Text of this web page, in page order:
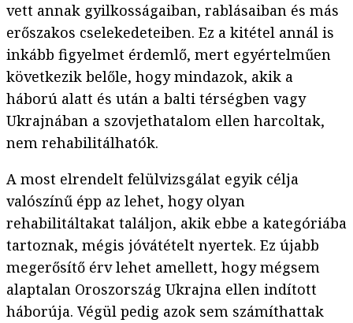
vett annak gyilkosságaiban, rablásaiban és más
erőszakos cselekedeteiben. Ez a kitétel annál is
inkább figyelmet érdemlő, mert egyértelműen
következik belőle, hogy mindazok, akik a
háború alatt és után a balti térségben vagy
Ukrajnában a szovjethatalom ellen harcoltak,
nem rehabilitálhatók.
A most elrendelt felülvizsgálat egyik célja
valószínű épp az lehet, hogy olyan
rehabilitáltakat találjon, akik ebbe a kategóriába
tartoznak, mégis jóvátételt nyertek. Ez újabb
megerősítő érv lehet amellett, hogy mégsem
alaptalan Oroszország Ukrajna ellen indított
háborúja. Végül pedig azok sem számíthattak